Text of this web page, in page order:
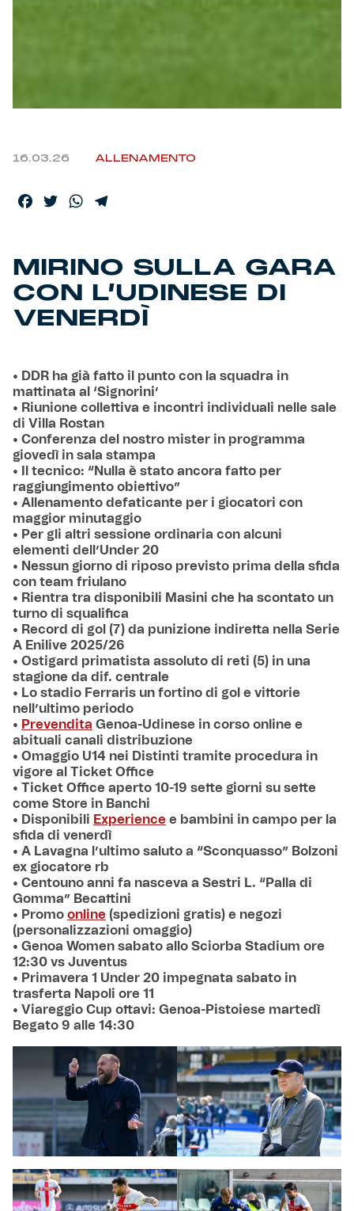
16.03.26 ALLENAMENTO
Facebook
TwitterWhatsApp
MIRINO SULLA GARA
CON L’UDINESE DI
VENERDÌ
• DDR ha già fatto il punto con la squadra in
mattinata al ‘Signorini’
• Riunione collettiva e incontri individuali nelle sale
di Villa Rostan
• Conferenza del nostro mister in programma
giovedì in sala stampa
• Il tecnico: “Nulla è stato ancora fatto per
raggiungimento obiettivo”
• Allenamento defaticante per i giocatori con
maggior minutaggio
• Per gli altri sessione ordinaria con alcuni
elementi dell’Under 20
• Nessun giorno di riposo previsto prima della sfida
con team friulano
• Rientra tra disponibili Masini che ha scontato un
turno di squalifica
• Record di gol (7) da punizione indiretta nella Serie
A Enilive 2025/26
• Ostigard primatista assoluto di reti (5) in una
stagione da dif. centrale
• Lo stadio Ferraris un fortino di gol e vittorie
nell’ultimo periodo
• Prevendita Genoa-Udinese in corso online e
abituali canali distribuzione
• Omaggio U14 nei Distinti tramite procedura in
vigore al Ticket Office
• Ticket Office aperto 10-19 sette giorni su sette
come Store in Banchi
• Disponibili Experience e bambini in campo per la
sfida di venerdì
• A Lavagna l’ultimo saluto a “Sconquasso” Bolzoni
ex giocatore rb
• Centouno anni fa nasceva a Sestri L. “Palla di
Gomma” Becattini
• Promo online (spedizioni gratis) e negozi
(personalizzazioni omaggio)
• Genoa Women sabato allo Sciorba Stadium ore
12:30 vs Juventus
• Primavera 1 Under 20 impegnata sabato in
trasferta Napoli ore 11
• Viareggio Cup ottavi: Genoa-Pistoiese martedì
Begato 9 alle 14:30